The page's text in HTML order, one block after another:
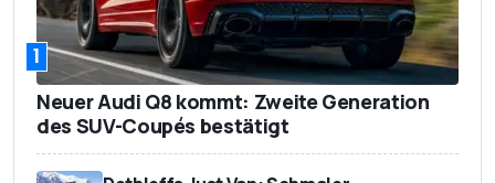
1
Neuer Audi Q8 kommt: Zweite Generation
des SUV-Coupés bestätigt